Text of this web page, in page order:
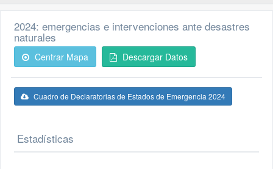
2024: emergencias e intervenciones ante desastres
naturales
Centrar Mapa Descargar Datos
Cuadro de Declaratorias de Estados de Emergencia 2024
Estadísticas